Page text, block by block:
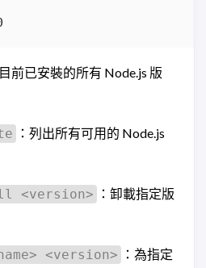
前已安裝的所有 Node.js 版
：列出所有可用的 Node.js
<version> ：卸載指定版
<version> ：為指定